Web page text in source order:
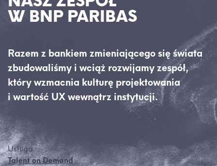
W BNP PARIBAS
Razem z bankiem zmieniającego się świata
zbudowaliśmy i wciąż rozwijamy zespół,
który wzmacnia kulturę projektowania
i wartość UX wewnątrz instytucji.
Usługa
Talent on Demand